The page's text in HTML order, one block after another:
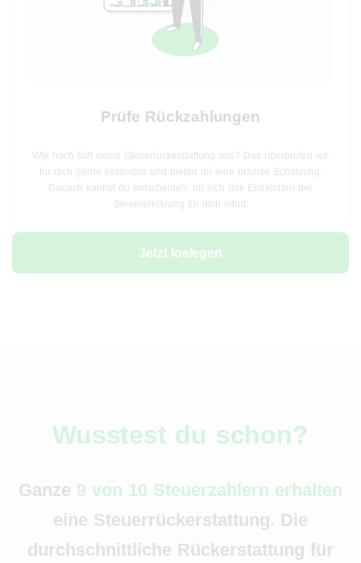
Prüfe Rückzahlungen
Wie hoch fällt deine Steuerrückerstattung aus? Das überprüfen wir
für dich gerne kostenlos und bieten dir eine präzise Schätzung.
Danach kannst du entscheiden, ob sich das Einreichen der
Steuererklärung für dich lohnt.
Jetzt loslegen
Wusstest du schon?
Ganze 9 von 10 Steuerzahlern erhalten
eine Steuerrückerstattung. Die
durchschnittliche Rückerstattung für